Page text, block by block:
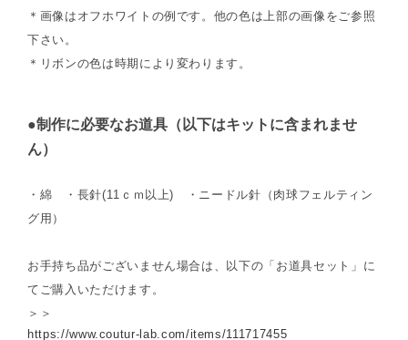
＊画像はオフホワイトの例です。他の色は上部の画像をご参照
下さい。
＊リボンの色は時期により変わります。
●制作に必要なお道具（以下はキットに含まれませ
ん）
・綿 ・長針(11ｃｍ以上) ・ニードル針（肉球フェルティン
グ用）
お手持ち品がございません場合は、以下の「お道具セット」に
てご購入いただけます。
＞＞
https://www.coutur-lab.com/items/111717455